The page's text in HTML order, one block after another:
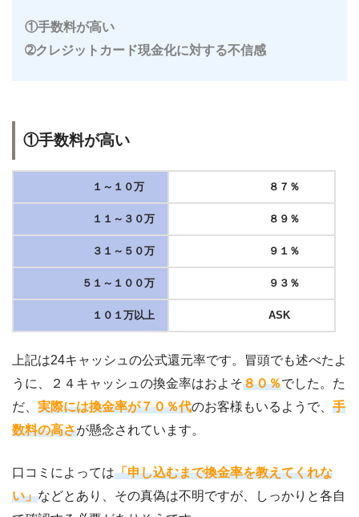
①手数料が高い
➁クレジットカード現金化に対する不信感
①手数料が高い
１～１０万 ８７％
１１～３０万 ８９％
３１～５０万 ９１％
５１～１００万 ９３％
１０１万以上 ASK
上記は24キャッシュの公式還元率です。冒頭でも述べたよ
うに、２４キャッシュの換金率はおよそ８０％でした。た
だ、 実際には換金率が７０％代のお客様もいるようで、 手
数料の高さが懸念されています。
口コミによっては「申し込むまで換金率を教えてくれな
い」などとあり、その真偽は不明ですが、しっかりと各自